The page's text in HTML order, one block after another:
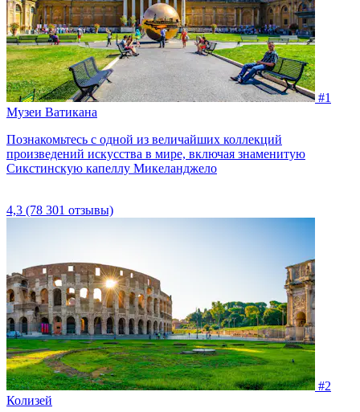
#1
Музеи Ватикана
Познакомьтесь с одной из величайших коллекций
произведений искусства в мире, включая знаменитую
Сикстинскую капеллу Микеланджело
4,3 (78 301 отзывы)
#2
Колизей